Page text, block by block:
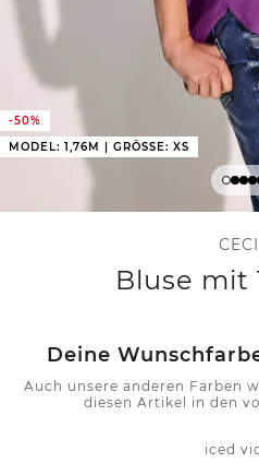
-50%
MODEL: 1,76M | GRÖSSE: XS
Bluse mit
Deine
Auch unsere anderen Farben
diesen Artikel in den
iced